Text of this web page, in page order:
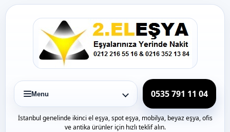
Icerige
Menu 0535 791 11 04
İstanbul genelinde ikinci el eşya, spot eşya, mobilya, beyaz eşya, ofis
ve antika ürünler için hızlı teklif alın.